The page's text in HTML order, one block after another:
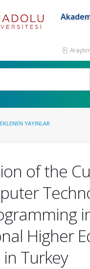
YAYINLAR
of the
Higher
Turkey